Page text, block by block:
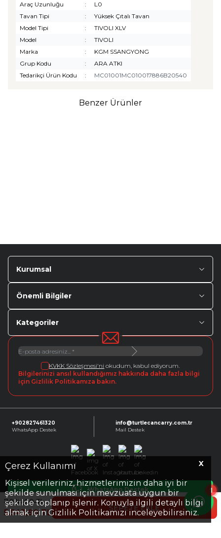
1
X
Çerez Kullanımı
Kişisel verileriniz, hizmetlerimizin daha iyi bir
şekilde sunulması için mevzuata uygun bir
şekilde toplanıp işlenir. Konuyla ilgili detaylı bilgi
almak için Gizlilik Politikamızı inceleyebilirsiniz.
7.920,00TL
5.543,90TL SEPETE EKLE
Araç Uzunluğu
:
L0
Tavan Tipi
:
Yüksek Çıtalı Tavan
Model Tipi
:
TIVOLI XLV
Model
:
TIVOLI
Marka
:
KGM SSANGYONG
Grup Kodu
:
ARA ATKI
Tedarikçi Ürün Kodu
: MC01001MC010017886B20540
Benzer Ürünler
Kurumsal
Önemli Bilgiler
Kategoriler
KVKK Sözleşmesi'ni okudum, kabul ediyorum.
Bilgilerinizi ansıl kullandığımız hakkında daha fazla bilgi
için Gizlilik Politikamıza bakın.
+902827461320
WhatsApp Destek
info@turtlecancarry.com.tr
Mail Destek
Facebook
X InstagramYoutube
WhatsApp Destek